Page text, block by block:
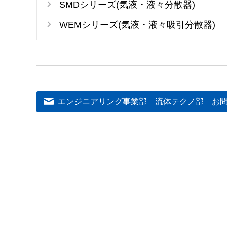
SMDシリーズ(気液・液々分散器)
WEMシリーズ(気液・液々吸引分散器)
エンジニアリング事業部 流体テクノ部 お